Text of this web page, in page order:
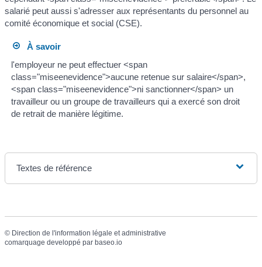
salarié peut aussi s'adresser aux représentants du personnel au
comité économique et social (CSE).
À savoir
l'employeur ne peut effectuer <span
class="miseenevidence">aucune retenue sur salaire</span>,
<span class="miseenevidence">ni sanctionner</span> un
travailleur ou un groupe de travailleurs qui a exercé son droit
de retrait de manière légitime.
Textes de référence
© Direction de l'information légale et administrative
comarquage developpé par baseo.io